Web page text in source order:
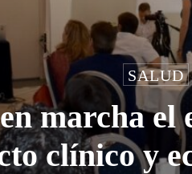
SALUD
marcha
clínico y